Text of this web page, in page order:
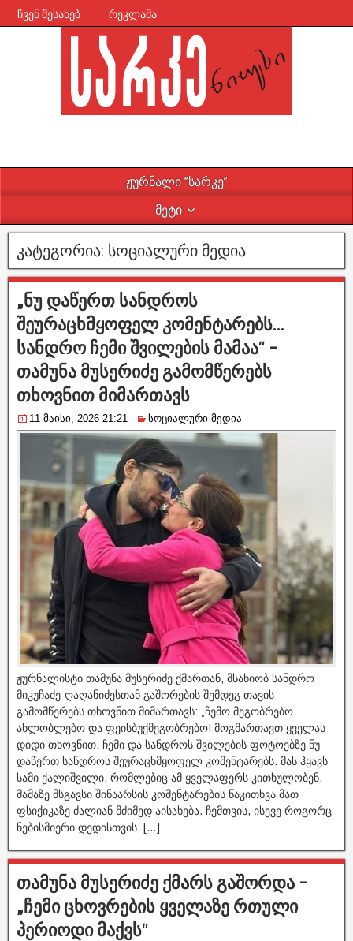
ჩვენ შესახებ რეკლამა
ჟურნალი ”სარკე”
მეტი
კატეგორია: სოციალური მედია
„ნუ დაწერთ სანდროს
შეურაცხმყოფელ კომენტარებს…
სანდრო ჩემი შვილების მამაა“ –
თამუნა მუსერიძე გამომწერებს
თხოვნით მიმართავს
11 მაისი, 2026 21:21 სოციალური მედია
ჟურნალისტი თამუნა მუსერიძე ქმართან, მსახიობ სანდრო
მიკუჩაძე-ღაღანიძესთან გაშორების შემდეგ თავის
გამომწერებს თხოვნით მიმართავს: „ჩემო მეგობრებო,
ახლობლებო და ფეისბუქმეგობრებო! მოგმართავთ ყველას
დიდი თხოვნით. ჩემი და სანდროს შვილების ფოტოებზე ნუ
დაწერთ სანდროს შეურაცხმყოფელ კომენტარებს. მას ჰყავს
სამი ქალიშვილი, რომლებიც ამ ყველაფერს კითხულობენ.
მამაზე მსგავსი შინაარსის კომენტარების წაკითხვა მათ
ფსიქიკაზე ძალიან მძიმედ აისახება. ჩემთვის, ისევე როგორც
ნებისმიერი დედისთვის, […]
თამუნა მუსერიძე ქმარს გაშორდა –
„ჩემი ცხოვრების ყველაზე რთული
პერიოდი მაქვს“